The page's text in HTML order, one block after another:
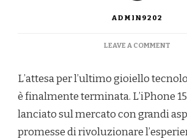
ADMIN9202
LEAVE A COMMENTON
L’attesa per l’ultimo gioiello
è finalmente terminata. L’iPhone
lanciato sul mercato con grandi
promesse di rivoluzionare